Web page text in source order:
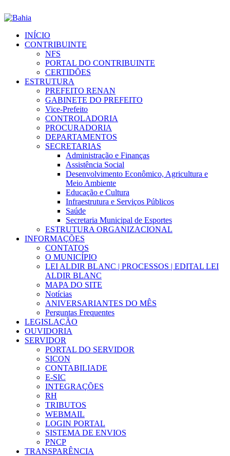
INÍCIO
CONTRIBUINTE
NFS
PORTAL DO CONTRIBUINTE
CERTIDÕES
ESTRUTURA
PREFEITO RENAN
GABINETE DO PREFEITO
Vice-Prefeito
CONTROLADORIA
PROCURADORIA
DEPARTAMENTOS
SECRETARIAS
Administração e Finanças
Assistência Social
Desenvolvimento Econômico, Agricultura e
Meio Ambiente
Educação e Cultura
Infraestrutura e Serviços Públicos
Saúde
Secretaria Municipal de Esportes
ESTRUTURA ORGANIZACIONAL
INFORMAÇÕES
CONTATOS
O MUNICÍPIO
LEI ALDIR BLANC | PROCESSOS | EDITAL LEI
ALDIR BLANC
MAPA DO SITE
Notícias
ANIVERSARIANTES DO MÊS
Perguntas Frequentes
LEGISLAÇÃO
OUVIDORIA
SERVIDOR
PORTAL DO SERVIDOR
SICON
CONTABILIADE
E-SIC
INTEGRAÇÕES
RH
TRIBUTOS
WEBMAIL
LOGIN PORTAL
SISTEMA DE ENVIOS
PNCP
TRANSPARÊNCIA